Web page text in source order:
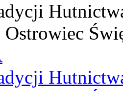
Ostrowiec